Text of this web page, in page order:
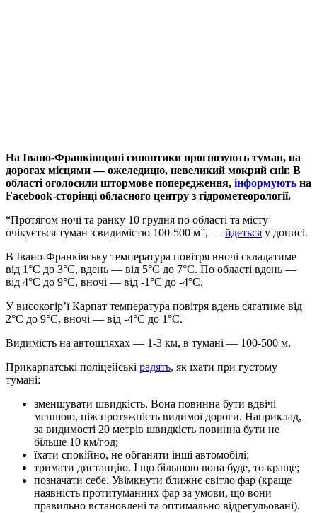
На Івано-Франківщині синоптики прогнозують туман, на
дорогах місцями — ожеледицю, невеликий мокрий сніг. В
області оголосили штормове попередження, інформують на
Facebook-сторінці обласного центру з гідрометеорології.
“Протягом ночі та ранку 10 грудня по області та місту
очікується туман з видимістю 100-500 м”, — йдеться у дописі.
В Івано-Франківську температура повітря вночі складатиме
від 1°C до 3°C, вдень — від 5°C до 7°C. По області вдень —
від 4°C до 9°C, вночі — від -1°C до -4°C.
У високогір’ї Карпат температура повітря вдень сягатиме від
2°C до 9°C, вночі — від -4°C до 1°C.
Видимість на автошляхах — 1-3 км, в тумані — 100-500 м.
Прикарпатські поліцейські радять, як їхати при густому
тумані:
зменшувати швидкість. Вона повинна бути вдвічі
меншою, ніж протяжність видимої дороги. Наприклад,
за видимості 20 метрів швидкість повинна бути не
більше 10 км/год;
їхати спокійно, не обганяти інші автомобілі;
тримати дистанцію. І що більшою вона буде, то краще;
позначати себе. Увімкнути ближнє світло фар (краще
наявність протитуманних фар за умови, що вони
правильно встановлені та оптимально відрегульовані).